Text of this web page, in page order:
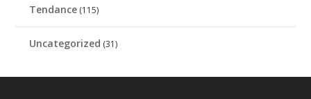
Tendance (115)
Uncategorized (31)